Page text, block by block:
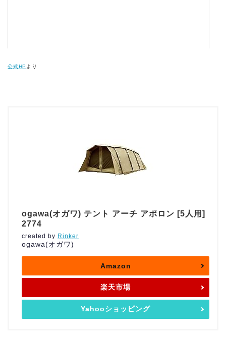
公式HP より
ogawa(オガワ) テント アーチ アポロン [5人用]
2774
created by Rinker
ogawa(オガワ)
Amazon
楽天市場
Yahooショッピング